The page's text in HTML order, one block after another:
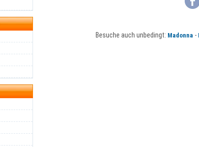
Besuche auch unbedingt: Madonna -